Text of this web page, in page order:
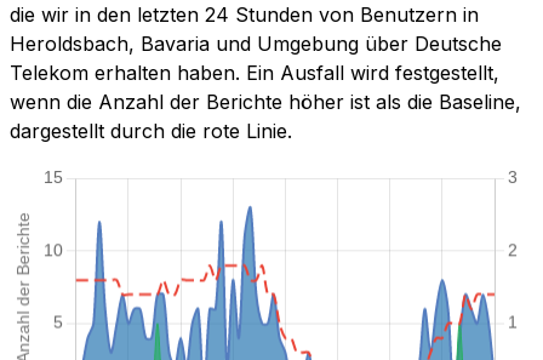
die wir in den letzten 24 Stunden von Benutzern in
Heroldsbach, Bavaria und Umgebung über Deutsche
Telekom erhalten haben. Ein Ausfall wird festgestellt,
wenn die Anzahl der Berichte höher ist als die Baseline,
dargestellt durch die rote Linie.